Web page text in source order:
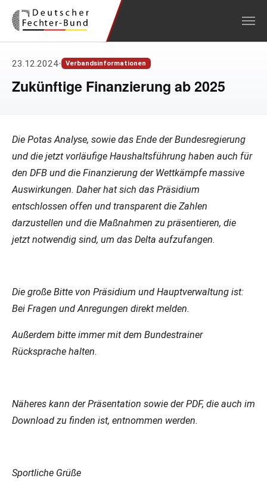
23.12.2024• Verbandsinformationen
Zukünftige Finanzierung ab 2025
Die Potas Analyse, sowie das Ende der Bundesregierung
und die jetzt vorläufige Haushaltsführung haben auch für
den DFB und die Finanzierung der Wettkämpfe massive
Auswirkungen. Daher hat sich das Präsidium
entschlossen offen und transparent die Zahlen
darzustellen und die Maßnahmen zu präsentieren, die
jetzt notwendig sind, um das Delta aufzufangen.
Die große Bitte von Präsidium und Hauptverwaltung ist:
Bei Fragen und Anregungen direkt melden.
Außerdem bitte immer mit dem Bundestrainer
Rücksprache halten.
Näheres kann der Präsentation sowie der PDF, die auch im
Download zu finden ist, entnommen werden.
Sportliche Grüße